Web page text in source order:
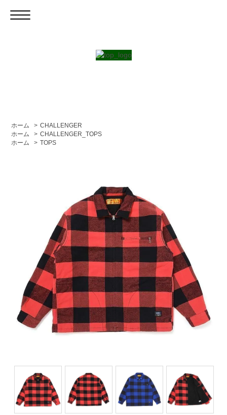
ホーム > CHALLENGER
ホーム
> CHALLENGER_TOPS
ホーム
> TOPS